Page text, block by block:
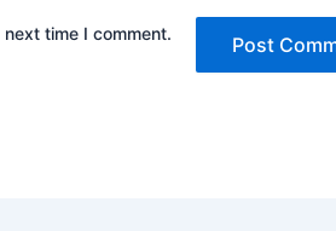
time I comment.